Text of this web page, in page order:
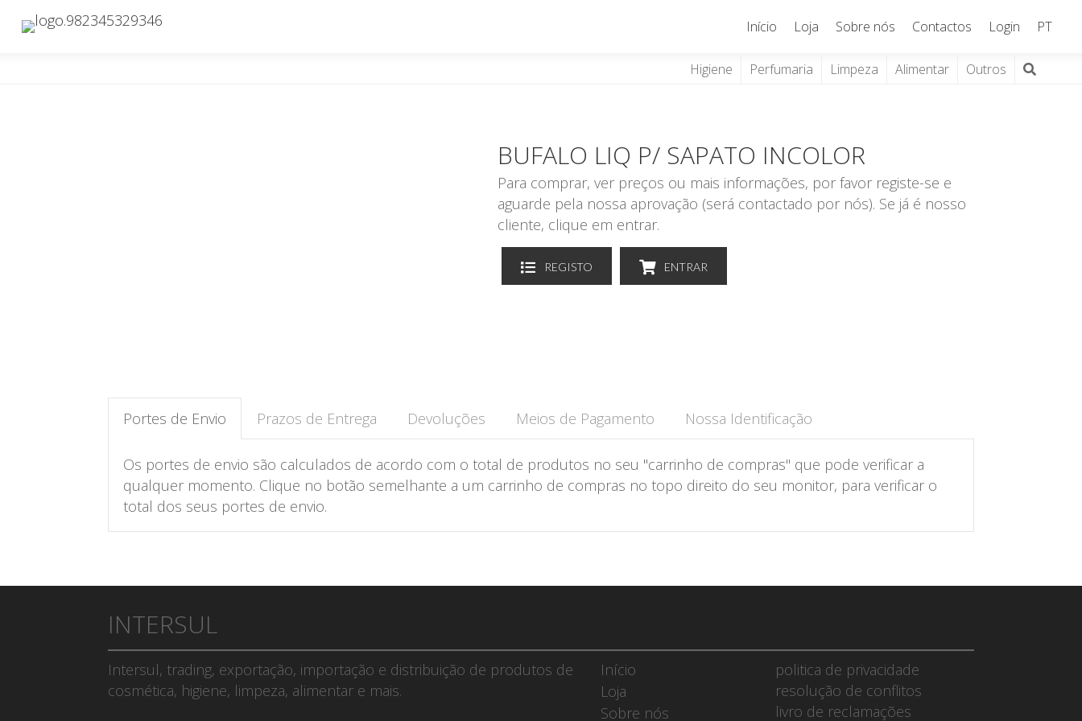
Início Loja Sobre nós Contactos Login PT
Higiene Perfumaria Limpeza Alimentar Outros
BUFALO LIQ P/ SAPATO INCOLOR
Para comprar, ver preços ou mais informações, por favor registe-se e
aguarde pela nossa aprovação (será contactado por nós). Se já é nosso
cliente, clique em entrar.
REGISTO ENTRAR
Portes de Envio Prazos de Entrega Devoluções Meios de Pagamento Nossa Identificação
Os portes de envio são calculados de acordo com o total de produtos no seu "carrinho de compras" que pode verificar a
qualquer momento. Clique no botão semelhante a um carrinho de compras no topo direito do seu monitor, para verificar o
total dos seus portes de envio.
INTERSUL
Intersul, trading, exportação, importação e distribuição de produtos de
cosmética, higiene, limpeza, alimentar e mais.
Início
Loja
Sobre nós
politica de privacidade
resolução de conflitos
livro de reclamações